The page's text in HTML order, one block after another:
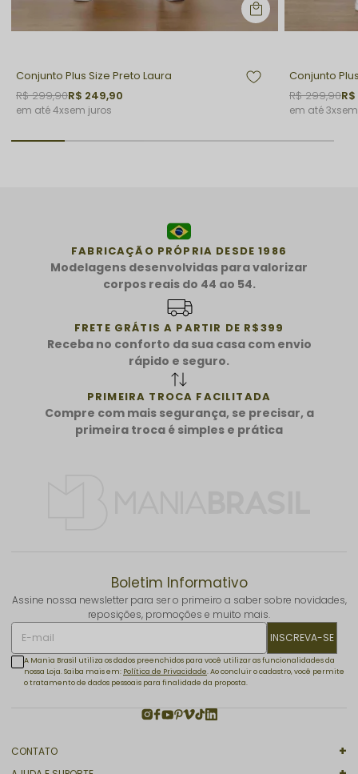
Conjunto Plus Size Preto Laura
R$ 299,90R$ 249,90
4xsem juros
R$ 299,90
3x
FABRICAÇÃO PRÓPRIA DESDE 1986
Modelagens desenvolvidas para valorizar
corpos reais do 44 ao 54.
FRETE GRÁTIS A PARTIR DE R$399
Receba no conforto da sua casa com envio
rápido e seguro.
PRIMEIRA TROCA FACILITADA
Compre com mais segurança, se precisar, a
primeira troca é simples e prática
CONTATO
Boletim Informativo
Assine nossa newsletter para ser o primeiro a saber sobre novidades,
reposições, promoções e muito mais.
INSCREVA-SE
A Mania Brasil utiliza os dados preenchidos para você utilizar as funcionalidades da
nossa Loja. Saiba mais em: Política de Privacidade. Ao concluir o cadastro, você permite
o tratamento de dados pessoais para finalidade da proposta.